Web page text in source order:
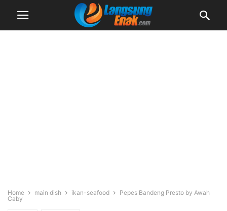
Home main dish ikan-seafood
Pepes Bandeng Presto by Awah
Caby